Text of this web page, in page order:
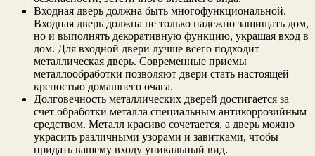
Входная дверь должна быть многофункциональной.
Входная дверь должна не только надежно защищать дом,
но и выполнять декоративную функцию, украшая вход в
дом. Для входной двери лучше всего подходит
металлическая дверь. Современные приемы
металлообработки позволяют двери стать настоящей
крепостью домашнего очага.
Долговечность металлических дверей достигается за
счет обработки металла специальным антикоррозийным
средством. Металл красиво сочетается, а дверь можно
украсить различными узорами и завитками, чтобы
придать вашему входу уникальный вид.